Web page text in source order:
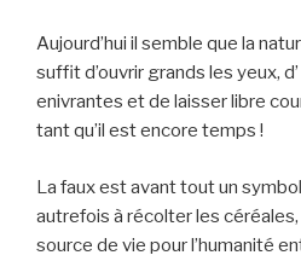
Aujourd’hui il semble que la
suffit d’ouvrir grands les yeux,
enivrantes et de laisser libre
tant qu’il est encore temps !
La faux est avant tout un
autrefois à récolter les
source de vie pour l’humanité